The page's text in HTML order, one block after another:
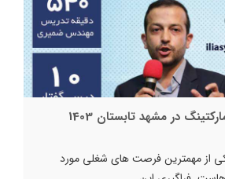
در مشهد تابستان 1403
یکی از مهمترین فرصت های شغلی مورد